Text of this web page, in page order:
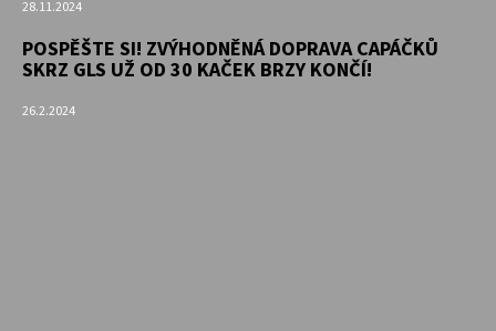
28.11.2024
POSPĚŠTE SI! ZVÝHODNĚNÁ DOPRAVA CAPÁČKŮ
SKRZ GLS UŽ OD 30 KAČEK BRZY KONČÍ!
26.2.2024